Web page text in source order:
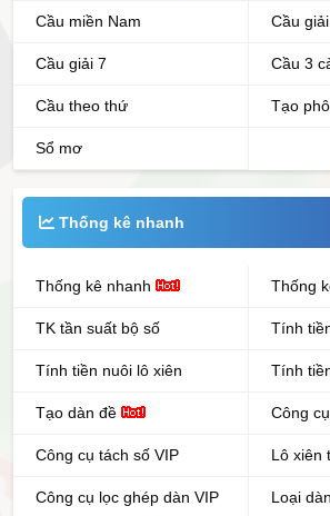
Cầu miền Nam Cầu
Cầu giải 7 Cầu 3
Cầu theo thứ Tạo
Sổ mơ
Thống kê nhanh
Thống kê nhanh Thống
TK tần suất bộ số Tính
Tính tiền nuôi lô xiên Tính
Tạo dàn đề Công
Công cụ tách số VIP Lô xiên
Công cụ lọc ghép dàn VIP Loại